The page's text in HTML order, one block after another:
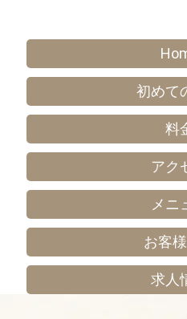
初めて
料
アク
メニ
お客
求人